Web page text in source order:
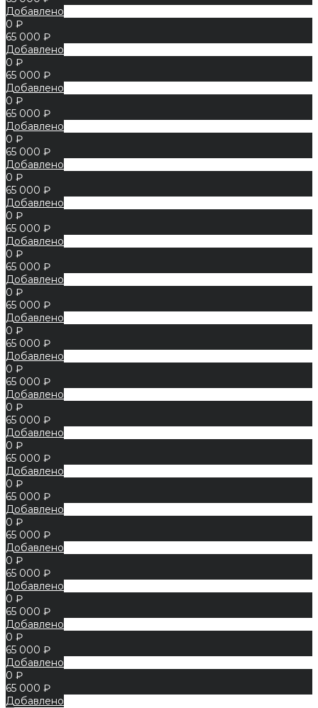
Добавлено
0 ₽
65 000 ₽
Добавлено
0 ₽
65 000 ₽
Добавлено
0 ₽
65 000 ₽
Добавлено
0 ₽
65 000 ₽
Добавлено
0 ₽
65 000 ₽
Добавлено
0 ₽
65 000 ₽
Добавлено
0 ₽
65 000 ₽
Добавлено
0 ₽
65 000 ₽
Добавлено
0 ₽
65 000 ₽
Добавлено
0 ₽
65 000 ₽
Добавлено
0 ₽
65 000 ₽
Добавлено
0 ₽
65 000 ₽
Добавлено
0 ₽
65 000 ₽
Добавлено
0 ₽
65 000 ₽
Добавлено
0 ₽
65 000 ₽
Добавлено
0 ₽
65 000 ₽
Добавлено
0 ₽
65 000 ₽
Добавлено
0 ₽
65 000 ₽
Добавлено